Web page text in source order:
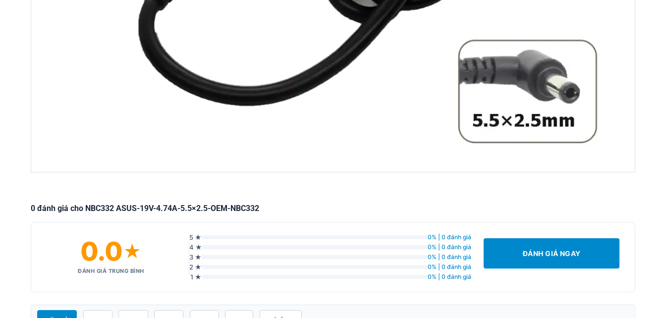
0 đánh giá cho NBC332 ASUS-19V-4.74A-5.5×2.5-OEM-NBC332
0.0★
ĐÁNH GIÁ TRUNG BÌNH
5 ★ 0% | 0 đánh giá
4 ★ 0% | 0 đánh giá
3 ★ 0% | 0 đánh giá
2 ★ 0% | 0 đánh giá
1 ★ 0% | 0 đánh giá
ĐÁNH GIÁ NGAY